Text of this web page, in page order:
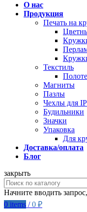
О нас
Продукция
Печать на
Текстиль
Магниты
Пазлы
Чехлы для
Будильники
Значки
Упаковка
Для
Доставка/оплата
Блог
закрыть
Начните вводить
0 items / 0 ₽